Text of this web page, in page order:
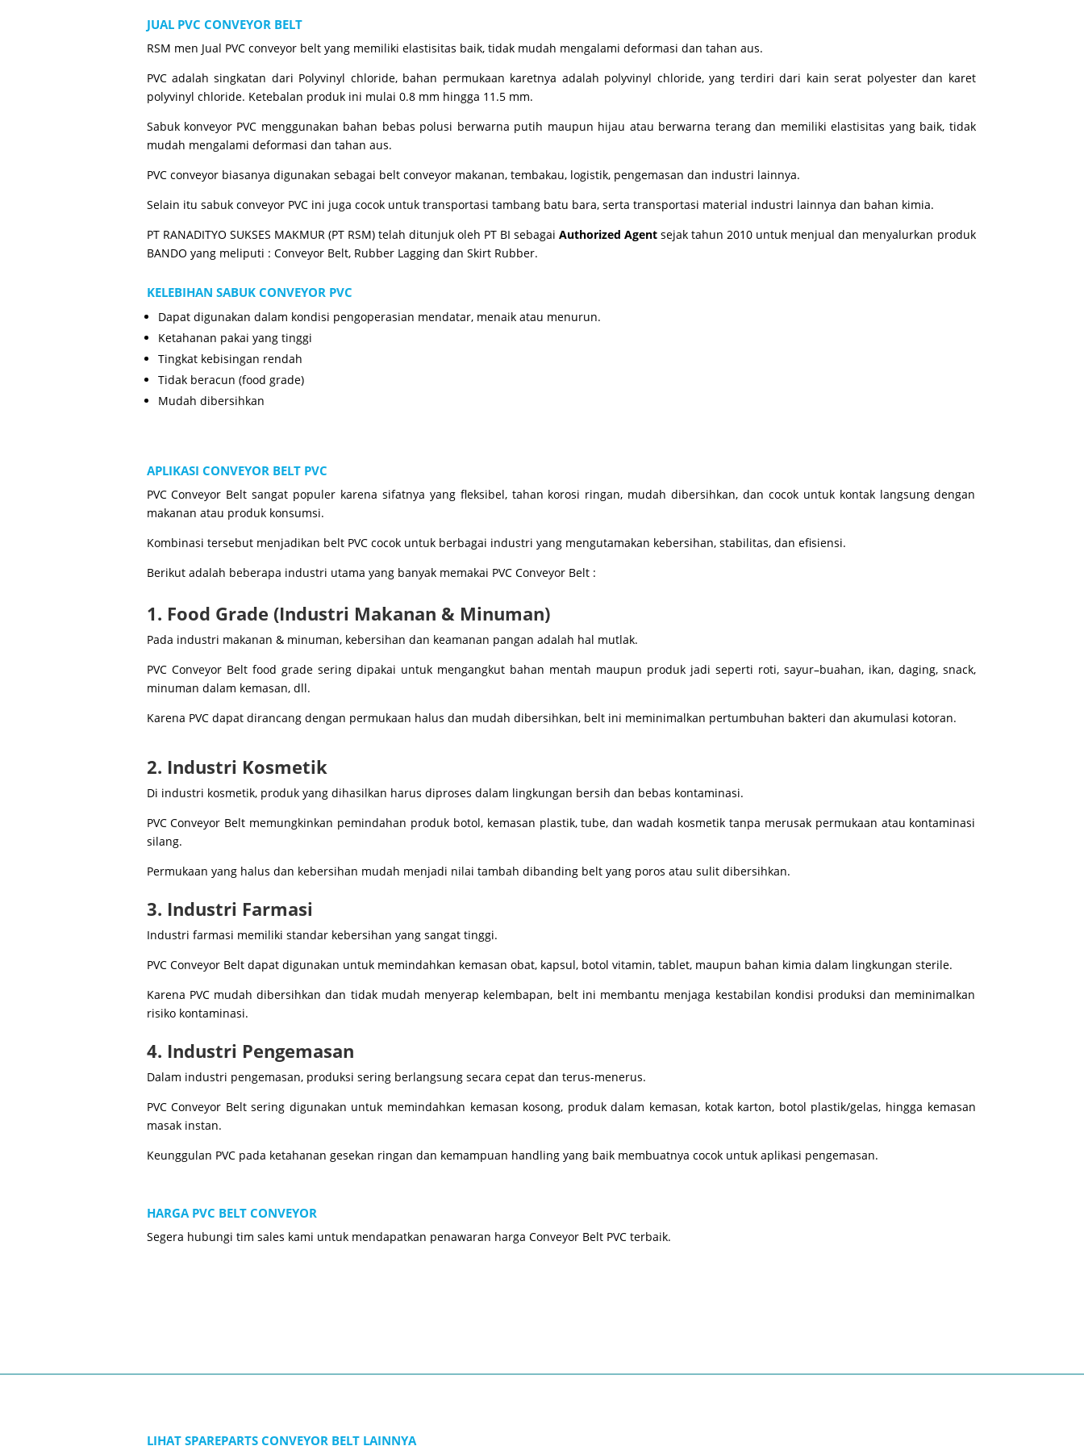
JUAL PVC CONVEYOR BELT
RSM men Jual PVC conveyor belt yang memiliki elastisitas baik, tidak mudah mengalami deformasi dan tahan aus.
PVC adalah singkatan dari Polyvinyl chloride, bahan permukaan karetnya adalah polyvinyl chloride, yang terdiri dari kain serat polyester dan karet
polyvinyl chloride. Ketebalan produk ini mulai 0.8 mm hingga 11.5 mm.
Sabuk konveyor PVC menggunakan bahan bebas polusi berwarna putih maupun hijau atau berwarna terang dan memiliki elastisitas yang baik, tidak
mudah mengalami deformasi dan tahan aus.
PVC conveyor biasanya digunakan sebagai belt conveyor makanan, tembakau, logistik, pengemasan dan industri lainnya.
Selain itu sabuk conveyor PVC ini juga cocok untuk transportasi tambang batu bara, serta transportasi material industri lainnya dan bahan kimia.
PT RANADITYO SUKSES MAKMUR (PT RSM) telah ditunjuk oleh PT BI sebagaiAuthorized Agent sejak tahun 2010 untuk menjual dan menyalurkan produk
BANDO yang meliputi : Conveyor Belt, Rubber Lagging dan Skirt Rubber.
KELEBIHAN SABUK CONVEYOR PVC
Dapat digunakan dalam kondisi pengoperasian mendatar, menaik atau menurun.
Ketahanan pakai yang tinggi
Tingkat kebisingan rendah
Tidak beracun (food grade)
Mudah dibersihkan
APLIKASI CONVEYOR BELT PVC
PVC Conveyor Belt sangat populer karena sifatnya yang fleksibel, tahan korosi ringan, mudah dibersihkan, dan cocok untuk kontak langsung dengan
makanan atau produk konsumsi.
Kombinasi tersebut menjadikan belt PVC cocok untuk berbagai industri yang mengutamakan kebersihan, stabilitas, dan efisiensi.
Berikut adalah beberapa industri utama yang banyak memakai PVC Conveyor Belt :
1. Food Grade (Industri Makanan & Minuman)
Pada industri makanan & minuman, kebersihan dan keamanan pangan adalah hal mutlak.
PVC Conveyor Belt food grade sering dipakai untuk mengangkut bahan mentah maupun produk jadi seperti roti, sayur–buahan, ikan, daging, snack,
minuman dalam kemasan, dll.
Karena PVC dapat dirancang dengan permukaan halus dan mudah dibersihkan, belt ini meminimalkan pertumbuhan bakteri dan akumulasi kotoran.
2. Industri Kosmetik
Di industri kosmetik, produk yang dihasilkan harus diproses dalam lingkungan bersih dan bebas kontaminasi.
PVC Conveyor Belt memungkinkan pemindahan produk botol, kemasan plastik, tube, dan wadah kosmetik tanpa merusak permukaan atau kontaminasi
silang.
Permukaan yang halus dan kebersihan mudah menjadi nilai tambah dibanding belt yang poros atau sulit dibersihkan.
3. Industri Farmasi
Industri farmasi memiliki standar kebersihan yang sangat tinggi.
PVC Conveyor Belt dapat digunakan untuk memindahkan kemasan obat, kapsul, botol vitamin, tablet, maupun bahan kimia dalam lingkungan sterile.
Karena PVC mudah dibersihkan dan tidak mudah menyerap kelembapan, belt ini membantu menjaga kestabilan kondisi produksi dan meminimalkan
risiko kontaminasi.
4. Industri Pengemasan
Dalam industri pengemasan, produksi sering berlangsung secara cepat dan terus-menerus.
PVC Conveyor Belt sering digunakan untuk memindahkan kemasan kosong, produk dalam kemasan, kotak karton, botol plastik/gelas, hingga kemasan
masak instan.
Keunggulan PVC pada ketahanan gesekan ringan dan kemampuan handling yang baik membuatnya cocok untuk aplikasi pengemasan.
HARGA PVC BELT CONVEYOR
Segera hubungi tim sales kami untuk mendapatkan penawaran harga Conveyor Belt PVC terbaik.
LIHAT SPAREPARTS CONVEYOR BELT LAINNYA